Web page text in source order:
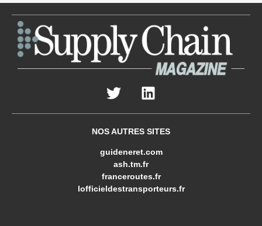
NOS AUTRES SITES
guideneret.com
ash.tm.fr
franceroutes.fr
lofficieldestransporteurs.fr